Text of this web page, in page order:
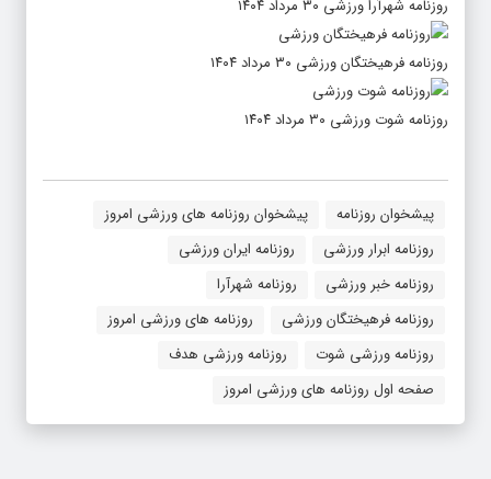
روزنامه شهرآرا ورزشی ۳۰ مرداد ۱۴۰۴
روزنامه فرهیختگان ورزشی ۳۰ مرداد ۱۴۰۴
روزنامه شوت ورزشی ۳۰ مرداد ۱۴۰۴
پیشخوان روزنامه
پیشخوان روزنامه های ورزشی امروز
روزنامه ابرار ورزشی
روزنامه ایران ورزشی
روزنامه خبر ورزشی
روزنامه شهرآرا
روزنامه فرهیختگان ورزشی
روزنامه های ورزشی امروز
روزنامه ورزشی شوت
روزنامه ورزشی هدف
صفحه اول روزنامه های ورزشی امروز